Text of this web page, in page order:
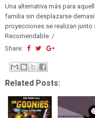
Una alternativa más para
familia sin desplazarse
proyecciones se realizan junto
Recomendable. /
Share:
Related Posts: